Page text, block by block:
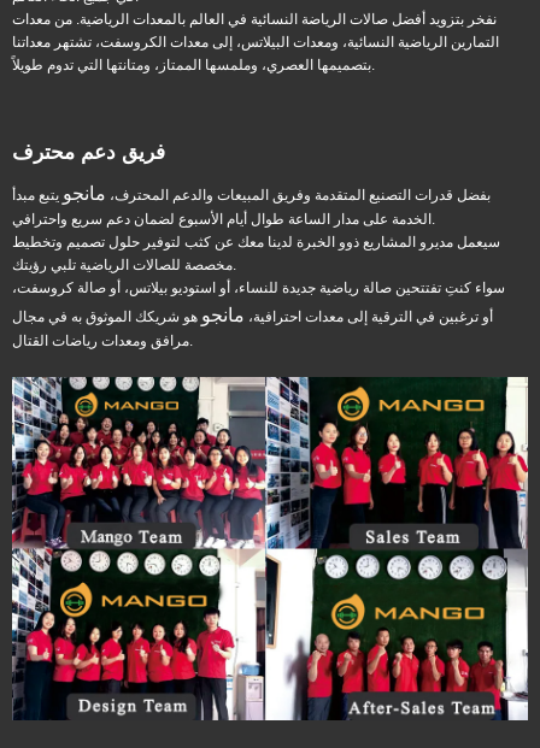
نفخر بتزويد أفضل صالات الرياضة النسائية في العالم بالمعدات الرياضية. من معدات
التمارين الرياضية النسائية، ومعدات البيلاتس، إلى معدات الكروسفت، تشتهر معداتنا
فريق دعم محترف
بفضل قدرات التصنيع المتقدمة وفريق المبيعات والدعم المحترف، مانجو يتبع مبدأ
سيعمل مديرو المشاريع ذوو الخبرة لدينا معك عن كثب لتوفير حلول تصميم وتخطيط
سواء كنتِ تفتتحين صالة رياضية جديدة للنساء، أو استوديو بيلاتس، أو صالة كروسفت،
أو ترغبين في الترقية إلى معدات احترافية، مانجو هو شريكك الموثوق به في مجال